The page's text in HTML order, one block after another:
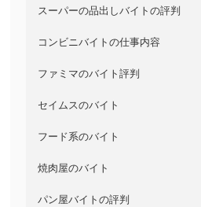
スーパーの品出しバイトの評判
コンビニバイトの仕事内容
ファミマのバイト評判
セイムスのバイト
フード系のバイト
焼肉屋のバイト
パン屋バイトの評判